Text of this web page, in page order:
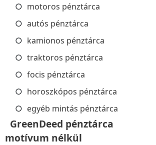
motoros pénztárca
autós pénztárca
kamionos pénztárca
traktoros pénztárca
focis pénztárca
horoszkópos pénztárca
egyéb mintás pénztárca
GreenDeed pénztárca
motívum nélkül